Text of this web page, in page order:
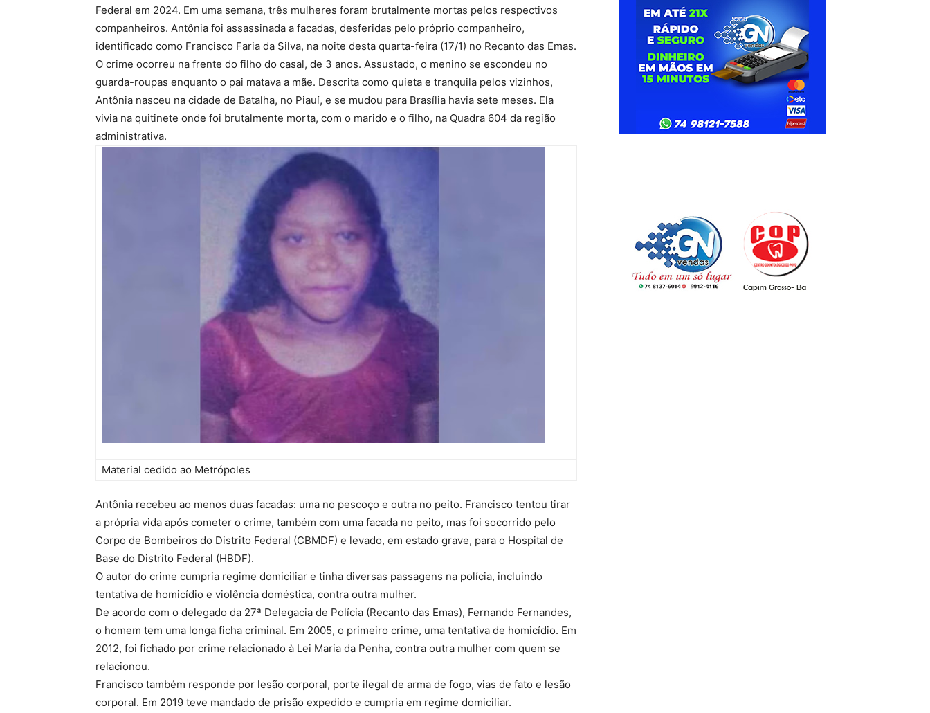
Federal em 2024. Em uma semana, três mulheres foram brutalmente mortas pelos respectivos
companheiros. Antônia foi assassinada a facadas, desferidas pelo próprio companheiro,
identificado como Francisco Faria da Silva, na noite desta quarta-feira (17/1) no Recanto das Emas.
O crime ocorreu na frente do filho do casal, de 3 anos. Assustado, o menino se escondeu no
guarda-roupas enquanto o pai matava a mãe. Descrita como quieta e tranquila pelos vizinhos,
Antônia nasceu na cidade de Batalha, no Piauí, e se mudou para Brasília havia sete meses. Ela
vivia na quitinete onde foi brutalmente morta, com o marido e o filho, na Quadra 604 da região
administrativa.
Material cedido ao Metrópoles
Antônia recebeu ao menos duas facadas: uma no pescoço e outra no peito. Francisco tentou tirar
a própria vida após cometer o crime, também com uma facada no peito, mas foi socorrido pelo
Corpo de Bombeiros do Distrito Federal (CBMDF) e levado, em estado grave, para o Hospital de
Base do Distrito Federal (HBDF).
O autor do crime cumpria regime domiciliar e tinha diversas passagens na polícia, incluindo
tentativa de homicídio e violência doméstica, contra outra mulher.
De acordo com o delegado da 27ª Delegacia de Polícia (Recanto das Emas), Fernando Fernandes,
o homem tem uma longa ficha criminal. Em 2005, o primeiro crime, uma tentativa de homicídio. Em
2012, foi fichado por crime relacionado à Lei Maria da Penha, contra outra mulher com quem se
relacionou.
Francisco também responde por lesão corporal, porte ilegal de arma de fogo, vias de fato e lesão
corporal. Em 2019 teve mandado de prisão expedido e cumpria em regime domiciliar.